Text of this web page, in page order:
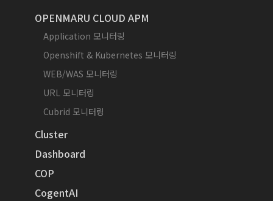
OPENMARU CLOUD APM
Application 모니터링
Openshift & Kubernetes 모니터링
WEB/WAS 모니터링
URL 모니터링
Cubrid 모니터링
Cluster
Dashboard
COP
CogentAI